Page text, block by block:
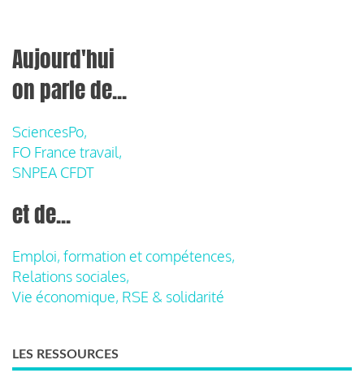
Aujourd'hui
on parle de...
SciencesPo,
FO France travail,
SNPEA CFDT
et de...
Emploi, formation et compétences,
Relations sociales,
Vie économique, RSE & solidarité
LES RESSOURCES